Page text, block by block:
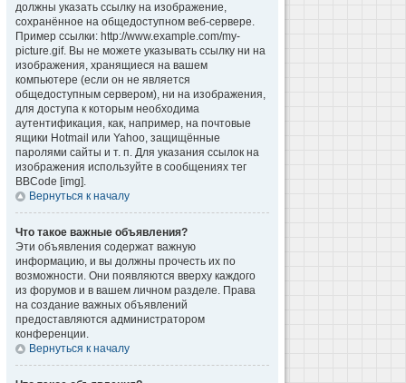
должны указать ссылку на изображение,
сохранённое на общедоступном веб-сервере.
Пример ссылки: http://www.example.com/my-
picture.gif. Вы не можете указывать ссылку ни на
изображения, хранящиеся на вашем
компьютере (если он не является
общедоступным сервером), ни на изображения,
для доступа к которым необходима
аутентификация, как, например, на почтовые
ящики Hotmail или Yahoo, защищённые
паролями сайты и т. п. Для указания ссылок на
изображения используйте в сообщениях тег
BBCode [img].
Вернуться к началу
Что такое важные объявления?
Эти объявления содержат важную
информацию, и вы должны прочесть их по
возможности. Они появляются вверху каждого
из форумов и в вашем личном разделе. Права
на создание важных объявлений
предоставляются администратором
конференции.
Вернуться к началу